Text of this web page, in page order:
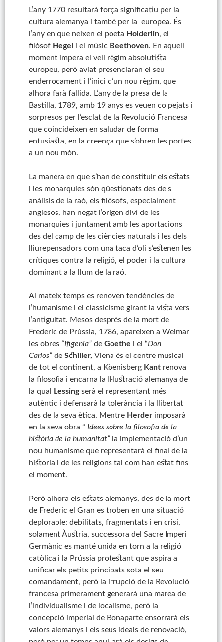
L’any 1770 resultarà força significatiu per la
cultura alemanya i també per la europea. És
l’any en que neixen el poeta Holderlin, el
filòsof Hegel i el músic Beethoven. En aquell
moment impera el vell règim absolutista
europeu, però aviat presenciaran el seu
enderrocament i l’inici d’un nou règim, que
alhora farà fallida. L’any de la presa de la
Bastilla, 1789, amb 19 anys es veuen colpejats i
sorpresos per l’esclat de la Revolució Francesa
que coincideixen en saludar de forma
entusiasta, en la creença que s’obren les portes
a un nou món.
La manera en que s’han de constituir els estats
i les monarquies són qüestionats des dels
anàlisis de la raó, els filòsofs, especialment
anglesos, han negat l’origen diví de les
monarquies i juntament amb les aportacions
des del camp de les ciències naturals i les dels
lliurepensadors com una taca d’oli s’estenen les
crítiques contra la religió, el poder i la cultura
dominant a la llum de la raó.
Al mateix temps es renoven tendències de
l’humanisme i el classicisme girant la vista vers
l’antiguitat. Mesos després de la mort de
Frederic de Prússia, 1786, apareixen a Weimar
les obres“Ifigenia”de Goethe i el “Don
Carlos”de Schiller, Viena és el centre musical
de tot el continent, a Köenisberg Kant renova
la filosofia i encarna la Il·lustració alemanya de
la qual
Lessingserà el representant més
autèntic i defensarà la tolerància i la llibertat
des de la seva ètica. Mentre Herder imposarà
en la seva obra “ Idees sobre la filosofia de la
història de la humanitat” la implementació d’un
nou humanisme que representarà el final de la
historia i de les religions tal com han estat fins
el moment.
Però alhora els estats alemanys, des de la mort
de Frederic el Gran es troben en una situació
deplorable: debilitats, fragmentats i en crisi,
solament Àustria, successora del Sacre Imperi
Germànic es manté unida en torn a la religió
catòlica i la Prússia protestant que aspira a
unificar els petits principats sota el seu
comandament, però la irrupció de la Revolució
francesa primerament generarà una marea de
l’individualisme i de localisme, però la
concepció imperial de Bonaparte ensorrarà els
valors alemanys i els seus ideals de renovació,